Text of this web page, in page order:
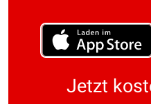
Jetzt